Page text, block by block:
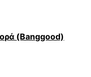
(Banggood)